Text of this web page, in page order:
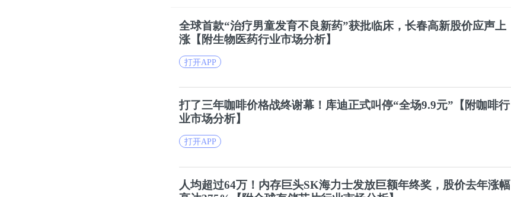
全球首款“治疗男童发育不良新药”获批临床，长春高新股价应声上
涨【附生物医药行业市场分析】
打开APP
打了三年咖啡价格战终谢幕！库迪正式叫停“全场9.9元”【附咖啡行
业市场分析】
打开APP
人均超过64万！内存巨头SK海力士发放巨额年终奖， 股价去年涨幅